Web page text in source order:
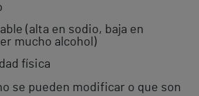
(alta en sodio, baja en
mucho alcohol)
física
se pueden modificar o que son